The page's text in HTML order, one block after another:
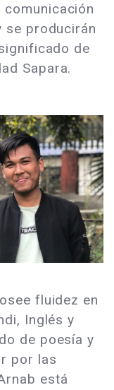
se producirán
de
Sapara.
fluidez en
Inglés y
de poesía y
por las
está